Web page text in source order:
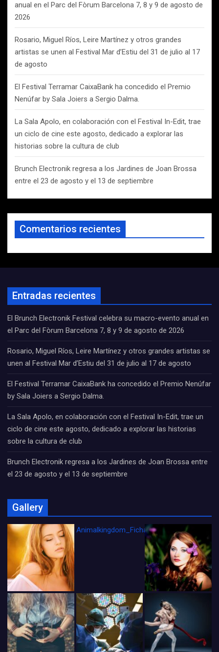
anual en el Parc del Fòrum Barcelona 7, 8 y 9 de agosto de
2026
Rosario, Miguel Ríos, Leire Martínez y otros grandes
artistas se unen al Festival Mar d’Estiu del 31 de julio al 17
de agosto
El Festival Terramar CaixaBank ha concedido el Premio
Nenúfar by Sala Joiers a Sergio Dalma.
La Sala Apolo, en colaboración con el Festival In-Edit, trae
un ciclo de cine este agosto, dedicado a explorar las
historias sobre la cultura de club
Brunch Electronik regresa a los Jardines de Joan Brossa
entre el 23 de agosto y el 13 de septiembre
Comentarios recientes
Entradas recientes
El Brunch Electronik Festival celebra su macro-evento anual en
el Parc del Fòrum Barcelona 7, 8 y 9 de agosto de 2026
Rosario, Miguel Ríos, Leire Martínez y otros grandes artistas se
unen al Festival Mar d’Estiu del 31 de julio al 17 de agosto
El Festival Terramar CaixaBank ha concedido el Premio Nenúfar
by Sala Joiers a Sergio Dalma.
La Sala Apolo, en colaboración con el Festival In-Edit, trae un
ciclo de cine este agosto, dedicado a explorar las historias
sobre la cultura de club
Brunch Electronik regresa a los Jardines de Joan Brossa entre
el 23 de agosto y el 13 de septiembre
Gallery
Animalkingdom_FichaCine